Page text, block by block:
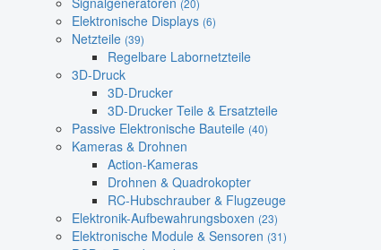
(20)
Elektronische Displays (6)
Netzteile (39)
Regelbare Labornetzteile
3D-Druck
3D-Drucker
3D-Drucker Teile & Ersatzteile
Passive Elektronische Bauteile (40)
Kameras & Drohnen
Action-Kameras
Drohnen & Quadrokopter
RC-Hubschrauber & Flugzeuge
Elektronik-Aufbewahrungsboxen (23)
Elektronische Module & Sensoren (31)